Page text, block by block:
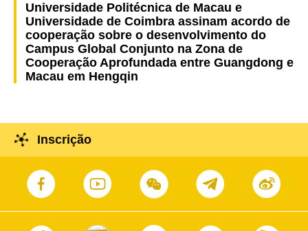
Universidade Politécnica de Macau e
Universidade de Coimbra assinam acordo de
cooperação sobre o desenvolvimento do
Campus Global Conjunto na Zona de
Cooperação Aprofundada entre Guangdong e
Macau em Hengqin
Inscrição